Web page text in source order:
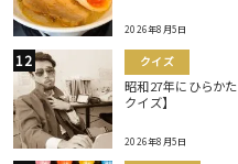
2026年8月5日
クイズ
昭和27年にひらか
クイズ】
2026年8月5日